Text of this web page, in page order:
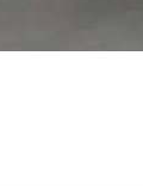
目录遍历）仅能
触及代码的语义
代码仓理解"瓶
在公司内部架构
数据从A集群迁
他使用此前登录